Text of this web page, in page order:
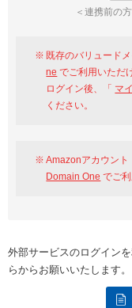
＜連携前の
既存のバリュード
ne でご利用いただ
ログイン後、「 マ
ください。
Amazonアカウン
Domain One でご利
外部サービスのログイン
らからお願いいたします。